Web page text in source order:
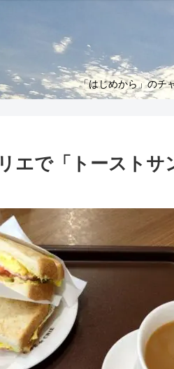
「はじめから」のチ
エで「トースト